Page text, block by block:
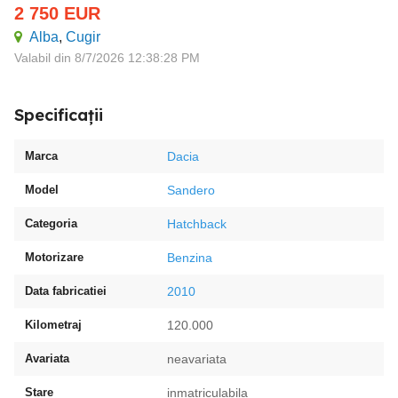
2 750 EUR
Alba, Cugir
Valabil din 8/7/2026 12:38:28 PM
Specificații
Marca Dacia
Model Sandero
Categoria Hatchback
Motorizare Benzina
Data fabricatiei 2010
Kilometraj 120.000
Avariata neavariata
Stare inmatriculabila